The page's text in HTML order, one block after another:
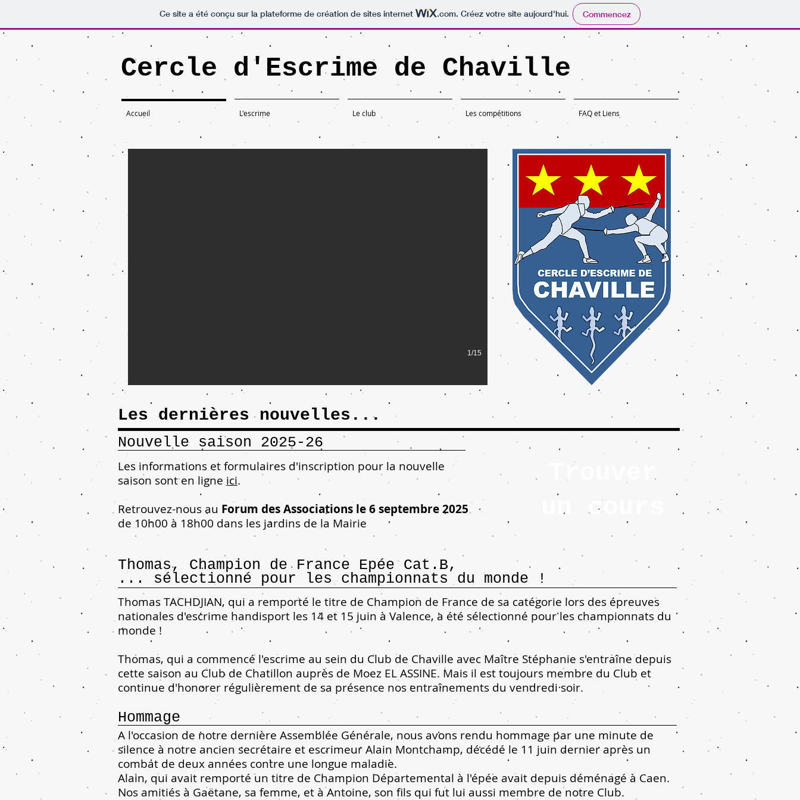
Ce site a été conçu sur la plateforme de création de sites internet .com. Créez votre site aujourd'hui. Commencez
Cercle d'Escrime de Chaville
Accueil L'escrime Le club Les compétitions FAQ et Liens
Thomas sera aux championnats du monde !
Son titre de Champion de France en poche (photo), Thomas participera aux championnats du monde d'escrime handisport.
1/15
Les dernières nouvelles...
Nouvelle saison 2025-26
Les informations et formulaires d'inscription pour la nouvelle
saison sont en ligne ici.
Retrouvez-nous au Forum des Associations le 6 septembre 2025
de 10h00 à 18h00 dans les jardins de la Mairie
Trouver
un cours
Thomas, Champion de France Epée Cat.B,
... sélectionné pour les championnats du monde !
Thomas TACHDJIAN, qui a remporté le titre de Champion de France de sa catégorie lors des épreuves
nationales d'escrime handisport les 14 et 15 juin à Valence, a été sélectionné pour les championnats du
monde !
Thomas, qui a commencé l'escrime au sein du Club de Chaville avec Maître Stéphanie s'entraîne depuis
cette saison au Club de Chatillon auprès de Moez EL ASSINE. Mais il est toujours membre du Club et
continue d'honorer régulièrement de sa présence nos entraînements du vendredi soir.
Hommage
A l'occasion de notre dernière Assemblée Générale, nous avons rendu hommage par une minute de
silence à notre ancien secrétaire et escrimeur Alain Montchamp, décédé le 11 juin dernier après un
combat de deux années contre une longue maladie.
Alain, qui avait remporté un titre de Champion Départemental à l'épée avait depuis déménagé à Caen.
Nos amitiés à Gaëtane, sa femme, et à Antoine, son fils qui fut lui aussi membre de notre Club.